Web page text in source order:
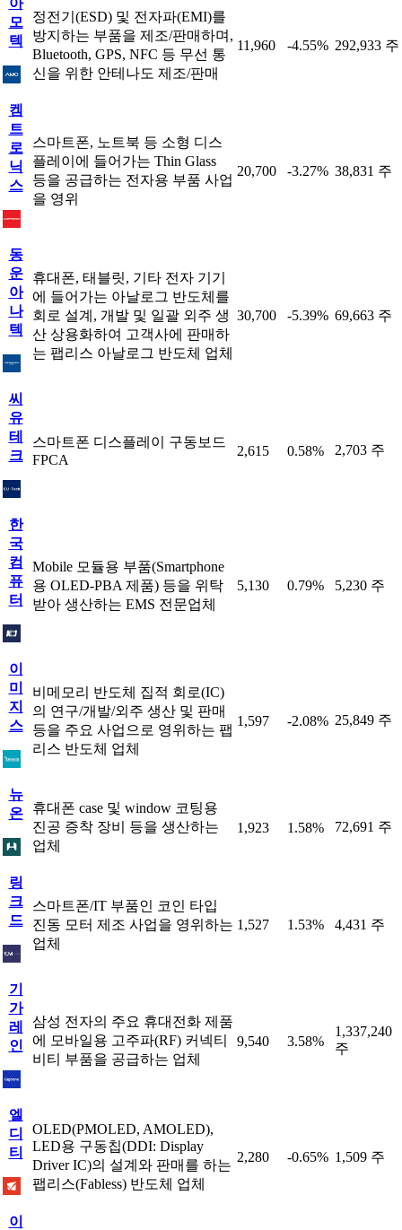
아
모
텍
정전기(ESD) 및 전자파(EMI)를
방지하는 부품을 제조/판매하며,
Bluetooth, GPS, NFC 등 무선 통
신을 위한 안테나도 제조/판매
11,960 -4.55% 292,933 주
켐
트
로
닉
스
스마트폰, 노트북 등 소형 디스
플레이에 들어가는 Thin Glass
등을 공급하는 전자용 부품 사업
을 영위
20,700 -3.27% 38,831 주
동
운
아
나
텍
휴대폰, 태블릿, 기타 전자 기기
에 들어가는 아날로그 반도체를
회로 설계, 개발 및 일괄 외주 생
산 상용화하여 고객사에 판매하
는 팹리스 아날로그 반도체 업체
30,700 -5.39% 69,663 주
씨
유
테
크
스마트폰 디스플레이 구동보드
FPCA
2,615 0.58% 2,703 주
한
국
컴
퓨
터
Mobile 모듈용 부품(Smartphone
용 OLED-PBA 제품) 등을 위탁
받아 생산하는 EMS 전문업체
5,130 0.79% 5,230 주
이
미
지
스
비메모리 반도체 집적 회로(IC)
의 연구/개발/외주 생산 및 판매
등을 주요 사업으로 영위하는 팹
리스 반도체 업체
1,597 -2.08% 25,849 주
뉴
온
휴대폰 case 및 window 코팅용
진공 증착 장비 등을 생산하는
업체
1,923 1.58% 72,691 주
링
크
드
스마트폰/IT 부품인 코인 타입
진동 모터 제조 사업을 영위하는
업체
1,527 1.53% 4,431 주
기
가
레
인
삼성 전자의 주요 휴대전화 제품
에 모바일용 고주파(RF) 커넥티
비티 부품을 공급하는 업체
9,540 3.58%
1,337,240
주
엘
디
티
OLED(PMOLED, AMOLED),
LED용 구동칩(DDI: Display
Driver IC)의 설계와 판매를 하는
팹리스(Fabless) 반도체 업체
2,280 -0.65% 1,509 주
이